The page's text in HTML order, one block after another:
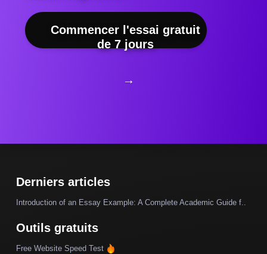
Commencer l'essai gratuit
de 7 jours
→
Derniers articles
Introduction of an Essay Example: A Complete Academic Guide f..
Outils gratuits
Free Website Speed Test